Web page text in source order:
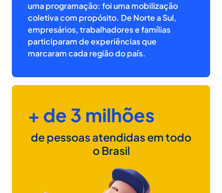
uma programação: foi uma mobilização
coletiva com propósito. De Norte a Sul,
empresários, trabalhadores e famílias
participaram de experiências que
marcaram cada região do país.
+ de 3 milhões
de pessoas atendidas em todo
o Brasil